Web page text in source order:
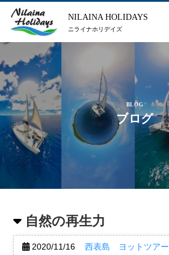
NILAINA HOLIDAYS
ニライナホリデイズ
BLOG
ブログ
自然の再生力
2020/11/16 西表島 ヨットツアー